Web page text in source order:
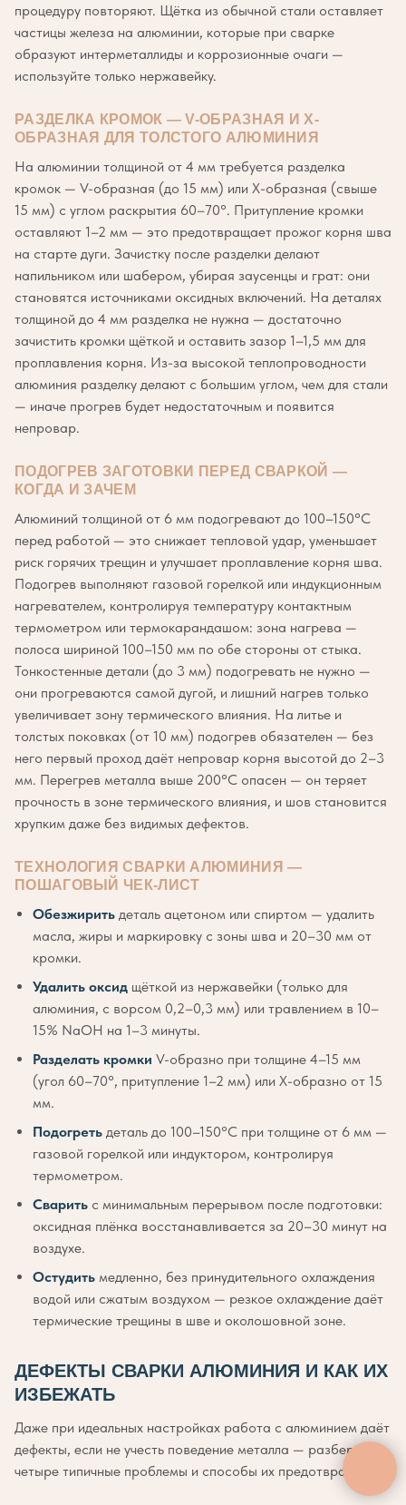
процедуру повторяют. Щётка из обычной стали оставляет
частицы железа на алюминии, которые при сварке
образуют интерметаллиды и коррозионные очаги —
используйте только нержавейку.
РАЗДЕЛКА КРОМОК — V-ОБРАЗНАЯ И X-
ОБРАЗНАЯ ДЛЯ ТОЛСТОГО АЛЮМИНИЯ
На алюминии толщиной от 4 мм требуется разделка
кромок — V-образная (до 15 мм) или X-образная (свыше
15 мм) с углом раскрытия 60–70°. Притупление кромки
оставляют 1–2 мм — это предотвращает прожог корня шва
на старте дуги. Зачистку после разделки делают
напильником или шабером, убирая заусенцы и грат: они
становятся источниками оксидных включений. На деталях
толщиной до 4 мм разделка не нужна — достаточно
зачистить кромки щёткой и оставить зазор 1–1,5 мм для
проплавления корня. Из-за высокой теплопроводности
алюминия разделку делают с большим углом, чем для стали
— иначе прогрев будет недостаточным и появится
непровар.
ПОДОГРЕВ ЗАГОТОВКИ ПЕРЕД СВАРКОЙ —
КОГДА И ЗАЧЕМ
Алюминий толщиной от 6 мм подогревают до 100–150°C
перед работой — это снижает тепловой удар, уменьшает
риск горячих трещин и улучшает проплавление корня шва.
Подогрев выполняют газовой горелкой или индукционным
нагревателем, контролируя температуру контактным
термометром или термокарандашом: зона нагрева —
полоса шириной 100–150 мм по обе стороны от стыка.
Тонкостенные детали (до 3 мм) подогревать не нужно —
они прогреваются самой дугой, и лишний нагрев только
увеличивает зону термического влияния. На литье и
толстых поковках (от 10 мм) подогрев обязателен — без
него первый проход даёт непровар корня высотой до 2–3
мм. Перегрев металла выше 200°C опасен — он теряет
прочность в зоне термического влияния, и шов становится
хрупким даже без видимых дефектов.
ТЕХНОЛОГИЯ СВАРКИ АЛЮМИНИЯ —
ПОШАГОВЫЙ ЧЕК-ЛИСТ
Обезжирить деталь ацетоном или спиртом — удалить
масла, жиры и маркировку с зоны шва и 20–30 мм от
кромки.
Удалить оксид щёткой из нержавейки (только для
алюминия, с ворсом 0,2–0,3 мм) или травлением в 10–
15% NaOH на 1–3 минуты.
Разделать кромки V-образно при толщине 4–15 мм
(угол 60–70°, притупление 1–2 мм) или X-образно от 15
мм.
Подогреть деталь до 100–150°C при толщине от 6 мм —
газовой горелкой или индуктором, контролируя
термометром.
Сварить с минимальным перерывом после подготовки:
оксидная плёнка восстанавливается за 20–30 минут на
воздухе.
Остудить медленно, без принудительного охлаждения
водой или сжатым воздухом — резкое охлаждение даёт
термические трещины в шве и околошовной зоне.
ДЕФЕКТЫ СВАРКИ АЛЮМИНИЯ И КАК ИХ
ИЗБЕЖАТЬ
Даже при идеальных настройках работа с алюминием даёт
дефекты, если не учесть поведение металла — разберём
четыре типичные проблемы и способы их предотвратить.